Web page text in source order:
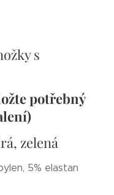
s
potřebný
zelená
5% elastan